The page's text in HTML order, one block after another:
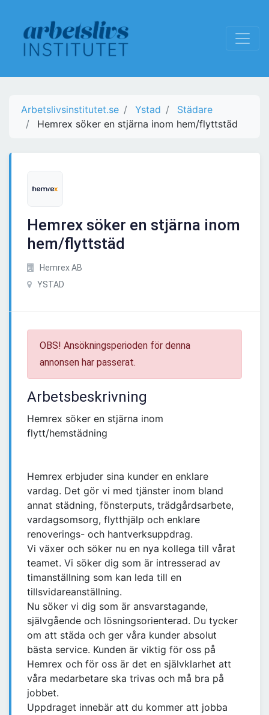
Arbetslivsinstitutet.se Ystad
Städare
Hemrex söker en stjärna inom hem/flyttstäd
Hemrex söker en stjärna inom
hem/flyttstäd
Hemrex AB
YSTAD
OBS! Ansökningsperioden för denna
annonsen har passerat.
Arbetsbeskrivning
Hemrex söker en stjärna inom
flytt/hemstädning
Hemrex erbjuder sina kunder en enklare
vardag. Det gör vi med tjänster inom bland
annat städning, fönsterputs, trädgårdsarbete,
vardagsomsorg, flytthjälp och enklare
renoverings- och hantverksuppdrag.
Vi växer och söker nu en nya kollega till vårat
teamet. Vi söker dig som är intresserad av
timanställning som kan leda till en
tillsvidareanställning.
Nu söker vi dig som är ansvarstagande,
självgående och lösningsorienterad. Du tycker
om att städa och ger våra kunder absolut
bästa service. Kunden är viktig för oss på
Hemrex och för oss är det en självklarhet att
våra medarbetare ska trivas och må bra på
jobbet.
Uppdraget innebär att du kommer att jobba